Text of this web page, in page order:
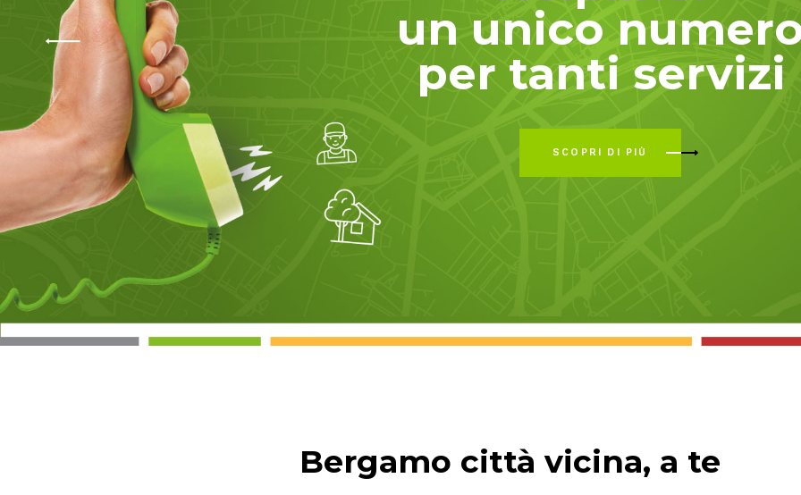
un unico
per tanti servizi
SCOPRI DI PIÙ
Bergamo città vicina, a te